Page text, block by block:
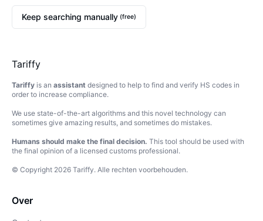
Keep searching manually (free)
Tariffy
Tariffy is an assistant designed to help to find and verify HS codes in
order to increase compliance.
We use state-of-the-art algorithms and this novel technology can
sometimes give amazing results, and sometimes do mistakes.
Humans should make the final decision. This tool should be used with
the final opinion of a licensed customs professional.
© Copyright 2026 Tariffy. Alle rechten voorbehouden.
Over